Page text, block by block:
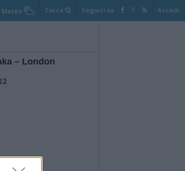
Meteo Cerca Seguici su Accedi
– London